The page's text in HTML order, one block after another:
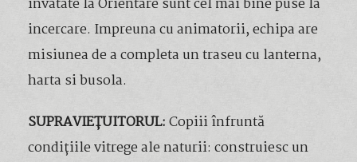
invatate la Orientare sunt cel mai bine puse la
incercare. Impreuna cu animatorii, echipa are
misiunea de a completa un traseu cu lanterna,
harta si busola.
SUPRAVIEȚUITORUL:Copiii înfruntă
condițiile vitrege ale naturii: construiesc un